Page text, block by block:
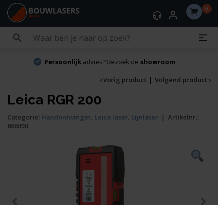
0
Persoonlijkadvies? Bezoek de showroom
‹ Vorig product | Volgend product ›
Leica RGR 200
Categorie: Handontvanger, Leica laser, Lijnlaser | Artikelnr.:
866090